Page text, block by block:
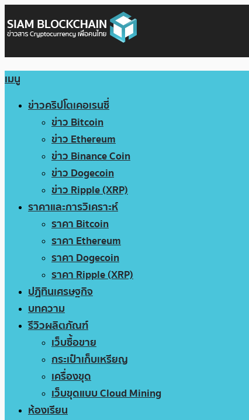
เมนู
ข่าวคริปโตเคอเรนซี่
ข่าว Bitcoin
ข่าว Ethereum
ข่าว Binance Coin
ข่าว Dogecoin
ข่าว Ripple (XRP)
ราคาและการวิเคราะห์
ราคา Bitcoin
ราคา Ethereum
ราคา Dogecoin
ราคา Ripple (XRP)
ปฏิทินเศรษฐกิจ
บทความ
รีวิวผลิตภัณฑ์
เว็บซื้อขาย
กระเป๋าเก็บเหรียญ
เครื่องขุด
เว็บขุดแบบ Cloud Mining
ห้องเรียน